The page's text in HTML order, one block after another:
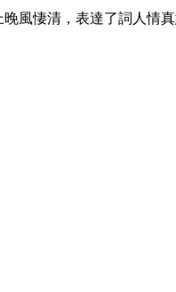
風悽清，表達了詞人情